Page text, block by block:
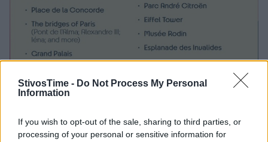
StivosTime - Do Not Process My Personal
Information
If you wish to opt-out of the sale, sharing to third parties, or
processing of your personal or sensitive information for
Η παρουσίαση του Μαραθωνίου